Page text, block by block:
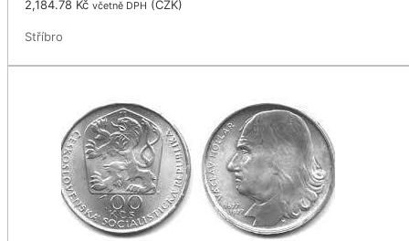
2,184.78 Kč včetně DPH (CZK)
Stříbro